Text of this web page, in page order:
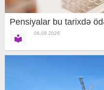
Pensiyalar bu tarixdə
06.08.2026